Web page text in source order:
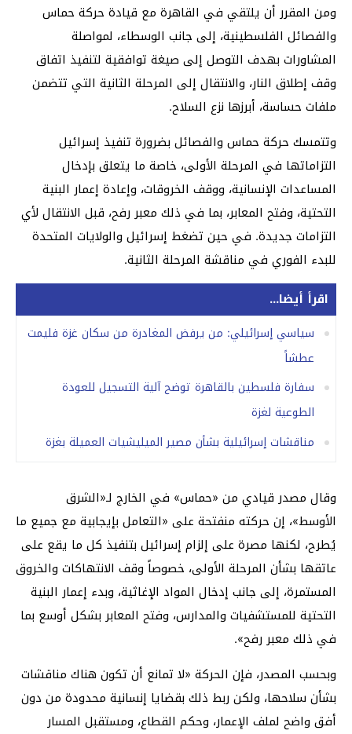
ومن المقرر أن يلتقي في القاهرة مع قيادة حركة حماس
والفصائل الفلسطينية، إلى جانب الوسطاء، لمواصلة
المشاورات بهدف التوصل إلى صيغة توافقية لتنفيذ اتفاق
وقف إطلاق النار، والانتقال إلى المرحلة الثانية التي تتضمن
ملفات حساسة، أبرزها نزع السلاح.
وتتمسك حركة حماس والفصائل بضرورة تنفيذ إسرائيل
التزاماتها في المرحلة الأولى، خاصة ما يتعلق بإدخال
المساعدات الإنسانية، ووقف الخروقات، وإعادة إعمار البنية
التحتية، وفتح المعابر، بما في ذلك معبر رفح، قبل الانتقال لأي
التزامات جديدة. في حين تضغط إسرائيل والولايات المتحدة
للبدء الفوري في مناقشة المرحلة الثانية.
اقرأ أيضا...
سياسي إسرائيلي: من يرفض المغادرة من سكان غزة فليمت
عطشاً
سفارة فلسطين بالقاهرة توضح آلية التسجيل للعودة
الطوعية لغزة
مناقشات إسرائيلية بشأن مصير الميليشيات العميلة بغزة
وقال مصدر قيادي من «حماس» في الخارج لـ«الشرق
الأوسط»، إن حركته منفتحة على «التعامل بإيجابية مع جميع ما
يُطرح، لكنها مصرة على إلزام إسرائيل بتنفيذ كل ما يقع على
عاتقها بشأن المرحلة الأولى، خصوصاً وقف الانتهاكات والخروق
المستمرة، إلى جانب إدخال المواد الإغاثية، وبدء إعمار البنية
التحتية للمستشفيات والمدارس، وفتح المعابر بشكل أوسع بما
في ذلك معبر رفح».
وبحسب المصدر، فإن الحركة «لا تمانع أن تكون هناك مناقشات
بشأن سلاحها، ولكن ربط ذلك بقضايا إنسانية محدودة من دون
أفق واضح لملف الإعمار، وحكم القطاع، ومستقبل المسار